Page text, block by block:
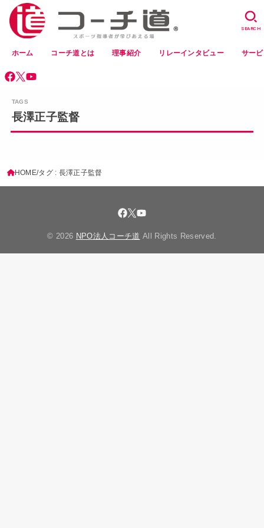
ホーム コーチ道とは 理事紹介 リレーインタビュー サー
SEARCH
長澤正子監督
HOME タグ : 長澤正子監督
© 2026 NPO法人コーチ道 All Rights Reserved.